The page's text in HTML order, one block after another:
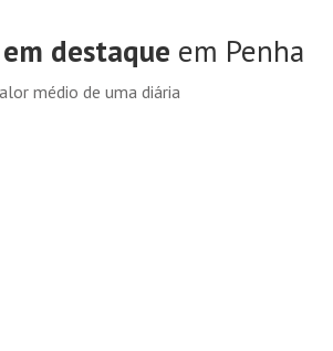
em destaque em Penha
médio de uma diária